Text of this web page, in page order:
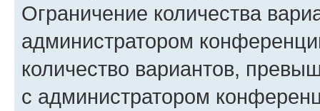
Ограничение количества
администратором
количество вариантов,
с администратором